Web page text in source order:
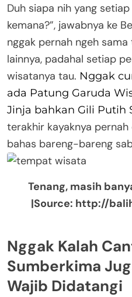
Duh siapa nih yang
kemana?”, jawabnya ke
nggak pernah ngeh
lainnya, padahal setiap
wisatanya tau. Nggak
ada Patung Garuda
Jinja bahkan Gili Putih
terakhir kayaknya
bahas bareng-bareng
Tenang, masih
|Source: http://
Nggak Kalah
Sumberkima
Wajib Didatangi